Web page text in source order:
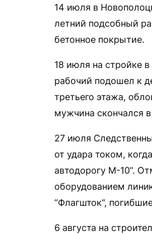
14 июля в
летний подсобный
бетонное покрытие.
18 июля на стройке
рабочий подошел к
третьего этажа,
мужчина скончался
27 июля
от удара током,
автодорогу М-10”.
оборудованием
“Флагшток“,
6 августа на